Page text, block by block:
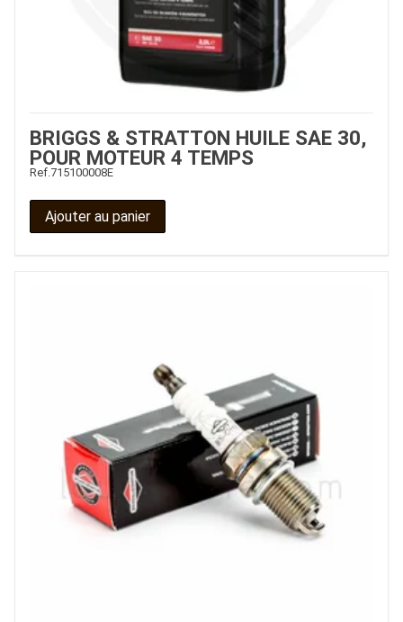
BRIGGS & STRATTON HUILE SAE 30,
POUR MOTEUR 4 TEMPS
Ref. 715100008E
Ajouter au panier